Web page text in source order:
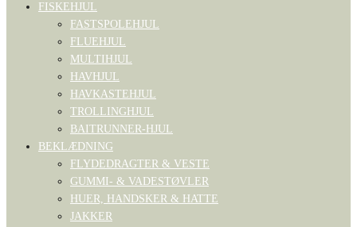
FISKEHJUL
FASTSPOLEHJUL
FLUEHJUL
MULTIHJUL
HAVHJUL
HAVKASTEHJUL
TROLLINGHJUL
BAITRUNNER-HJUL
BEKLÆDNING
FLYDEDRAGTER & VESTE
GUMMI- & VADESTØVLER
HUER, HANDSKER & HATTE
JAKKER